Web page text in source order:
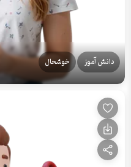
دانش آموز خوشحال